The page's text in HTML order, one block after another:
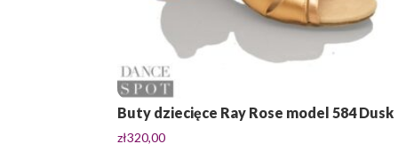
Buty dziecięce Ray Rose model 584 Dusk
zł320,00